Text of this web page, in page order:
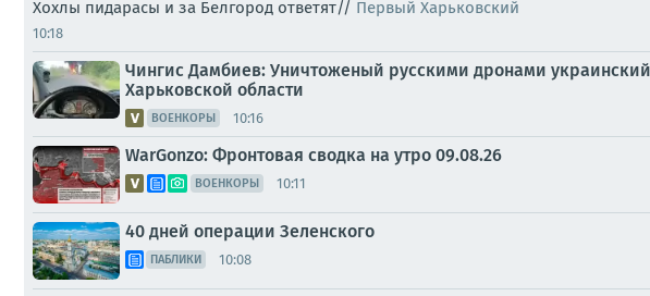
Хохлы пидарасы и за Белгород ответят// Первый Харьковский
10:18
Чингис Дамбиев: Уничтоженый русскими дронами
Харьковской области
ВОЕНКОРЫ 10:16
WarGonzo: Фронтовая сводка на утро 09.08.26
ВОЕНКОРЫ 10:11
40 дней операции Зеленского
ПАБЛИКИ 10:08